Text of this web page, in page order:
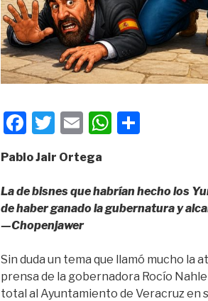
F
a
c
e
b
o
o
k
T
wi
tt
er
E
ail
W
s
A
p
p
ar
Pablo Jair Ortega
La de bisnes que habrían hecho los
de haber ganado la gubernatura y
—Chopenjawer
Sin duda un tema que llamó mucho la
prensa de la gobernadora Rocío
total al Ayuntamiento de Veracruz en